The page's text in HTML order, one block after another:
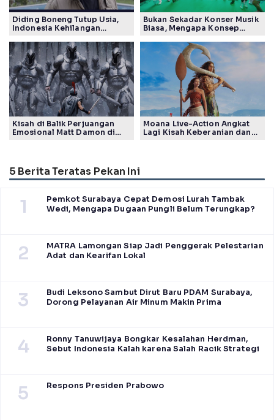
Diding Boneng Tutup Usia,
Indonesia Kehilangan
Generasi
Bukan Sekadar Konser Musik
Biasa, Mengapa Konsep
Tuai Pujian Banyak Pihak
Kisah di Balik Perjuangan
Emosional Matt Damon di
Moana Live-Action Angkat
Lagi Kisah Keberanian dan
5 Berita Teratas Pekan Ini
1
Pemkot Surabaya Cepat Demosi Lurah Tambak
Wedi, Mengapa Dugaan Pungli Belum Terungkap?
2
MATRA Lamongan Siap Jadi Penggerak Pelestarian
Adat dan Kearifan Lokal
3
Budi Leksono Sambut Dirut Baru PDAM Surabaya,
Dorong Pelayanan Air Minum Makin Prima
4
Ronny Tanuwijaya Bongkar Kesalahan Herdman,
Sebut Indonesia Kalah karena Salah Racik Strategi
5 Respons Presiden Prabowo